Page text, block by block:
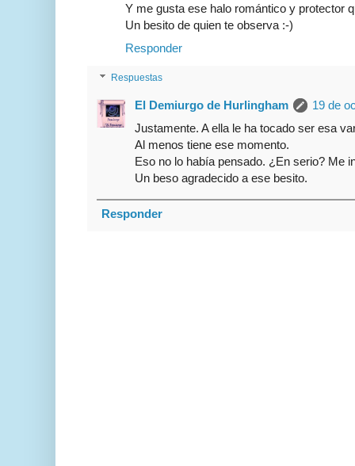
Y me gusta ese halo romántico y protector
Un besito de quien te observa :-)
Responder
Respuestas
El Demiurgo de Hurlingham
19 de
Justamente. A ella le ha tocado ser esa
Al menos tiene ese momento.
Eso no lo había pensado. ¿En serio? Me
Un beso agradecido a ese besito.
Responder